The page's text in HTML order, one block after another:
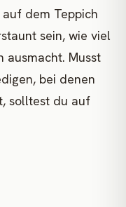
dem Teppich
sein, wie viel
ausmacht. Musst
bei denen
solltest du auf